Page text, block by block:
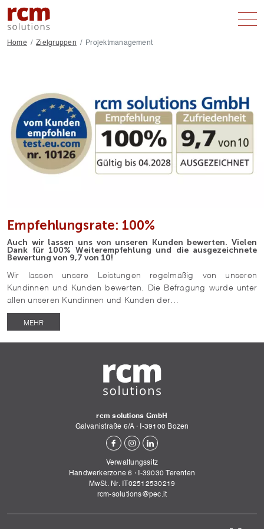
ZIELGRUPPEN
ÜBER UNS
ANFRAGE
Home Zielgruppen Projektmanagement
Empfehlungsrate: 100%
Auch wir lassen uns von unseren Kunden bewerten. Vielen
Dank für 100% Weiterempfehlung und die ausgezeichnete
Bewertung von 9,7 von 10!
Wir lassen unsere Leistungen regelmäßig von unseren
Kundinnen und Kunden bewerten. Die Befragung wurde unter
allen unseren Kundinnen und Kunden der…
MEHR
rcm solutions GmbH
Galvanistraße 6/A· I-39100 Bozen
Verwaltungssitz
Handwerkerzone 6 · I-39030Terenten
MwSt. Nr. IT02512530219
rcm-solutions@pec.it